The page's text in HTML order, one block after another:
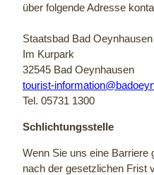
über folgende Adresse
Staatsbad Bad
Im Kurpark
32545 Bad Oeynhausen
tourist-
Tel. 05731 1300
Schlichtungsstelle
Wenn Sie uns eine Barriere
nach der gesetzlichen Frist